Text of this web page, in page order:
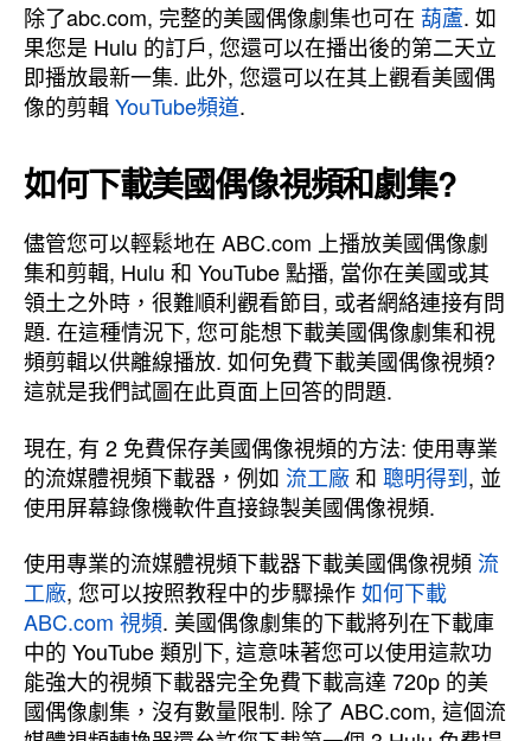
除了abc.com, 完整的美國偶像劇集也可在 葫蘆. 如
果您是 Hulu 的訂戶, 您還可以在播出後的第二天立
即播放最新一集. 此外, 您還可以在其上觀看美國偶
像的剪輯YouTube頻道.
如何下載美國偶像視頻和劇集?
儘管您可以輕鬆地在 ABC.com 上播放美國偶像劇
集和剪輯, Hulu 和 YouTube 點播, 當你在美國或其
領土之外時，很難順利觀看節目, 或者網絡連接有問
題. 在這種情況下, 您可能想下載美國偶像劇集和視
頻剪輯以供離線播放. 如何免費下載美國偶像視頻?
這就是我們試圖在此頁面上回答的問題.
現在, 有 2 免費保存美國偶像視頻的方法: 使用專業
的流媒體視頻下載器，例如 流工廠和 聰明得到, 並
使用屏幕錄像機軟件直接錄製美國偶像視頻.
使用專業的流媒體視頻下載器下載美國偶像視頻 流
工廠, 您可以按照教程中的步驟操作如何下載
ABC.com 視頻. 美國偶像劇集的下載將列在下載庫
中的 YouTube 類別下, 這意味著您可以使用這款功
能強大的視頻下載器完全免費下載高達 720p 的美
國偶像劇集，沒有數量限制. 除了 ABC.com, 這個流